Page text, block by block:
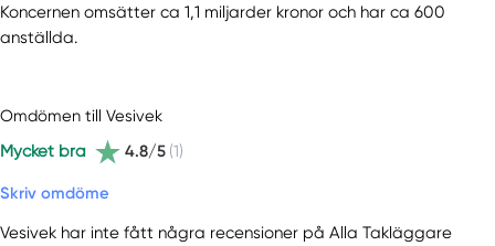
Koncernen omsätter ca 1,1 miljarder kronor och har ca 600
anställda.
Omdömen till Vesivek
Mycket bra
4.8/5 (1)
Skriv omdöme
Vesivek har inte fått några recensioner på Alla Takläggare